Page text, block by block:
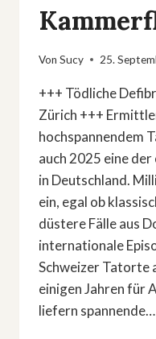
Von Sucy 25.
+++ Tödliche
Zürich +++
hochspannendem
auch 2025 eine
in Deutschland.
ein, egal ob
düstere Fälle aus
internationale
Schweizer Tatorte
einigen Jahren für
liefern spannende…